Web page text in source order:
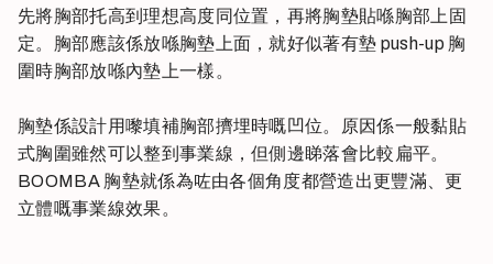
先將胸部托高到理想高度同位置，再將胸墊貼喺胸部上固
定。胸部應該係放喺胸墊上面，就好似著有墊 push-up 胸
圍時胸部放喺內墊上一樣。
胸墊係設計用嚟填補胸部擠埋時嘅凹位。原因係一般黏貼
式胸圍雖然可以整到事業線，但側邊睇落會比較扁平。
BOOMBA 胸墊就係為咗由各個角度都營造出更豐滿、更
立體嘅事業線效果。